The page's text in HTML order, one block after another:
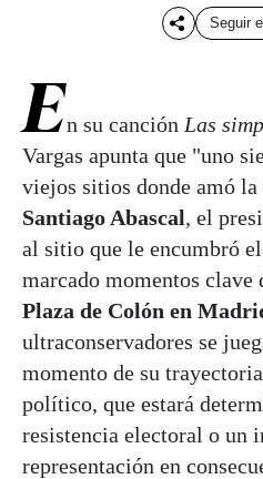
Seguir
En su canción Las
Vargas apunta que "uno
viejos sitios donde amó
Santiago Abascal, el
al sitio que le encumbró
marcado momentos clave
Plaza de Colón en
ultraconservadores se
momento de su
político, que estará
resistencia electoral o un
representación en